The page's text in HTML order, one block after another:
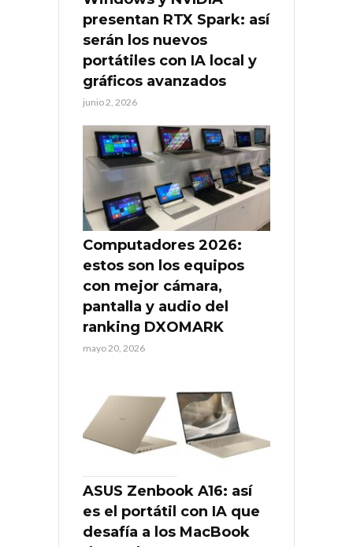
presentan RTX Spark: así
serán los nuevos
portátiles con IA local y
gráficos avanzados
junio 2, 2026
Computadores 2026:
estos son los equipos
con mejor cámara,
pantalla y audio del
ranking DXOMARK
mayo 20, 2026
ASUS Zenbook A16: así
es el portátil con IA que
desafía a los MacBook